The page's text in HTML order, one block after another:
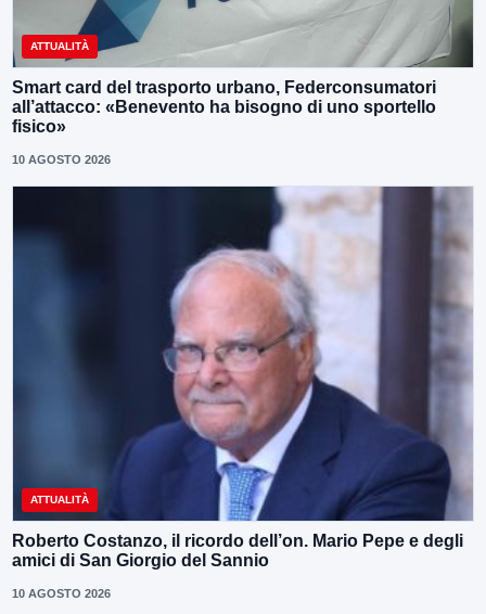
ATTUALITÀ
Smart card del trasporto urbano, Federconsumatori
all’attacco: «Benevento ha bisogno di uno sportello
fisico»
10 AGOSTO 2026
ATTUALITÀ
Roberto Costanzo, il ricordo dell’on. Mario Pepe e degli
amici di San Giorgio del Sannio
10 AGOSTO 2026